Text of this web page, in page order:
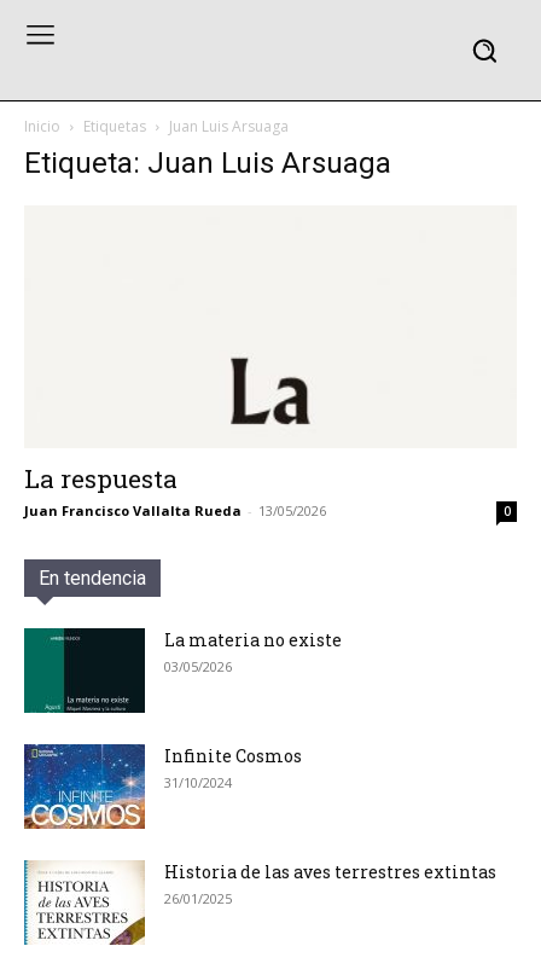
Inicio Etiquetas Juan Luis Arsuaga
Etiqueta: Juan Luis Arsuaga
La respuesta
Juan Francisco Vallalta Rueda - 13/05/2026 0
En tendencia
La materia no existe
03/05/2026
Infinite Cosmos
31/10/2024
Historia de las aves terrestres extintas
26/01/2025